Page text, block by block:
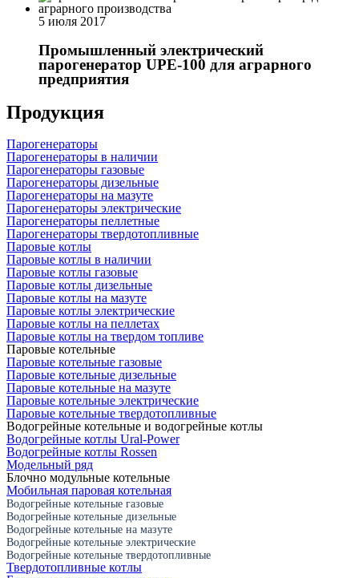
5 июля 2017
Промышленный электрический
парогенератор UPE-100 для аграрного
предприятия
Продукция
Парогенераторы
Парогенераторы в наличии
Парогенераторы газовые
Парогенераторы дизельные
Парогенераторы на мазуте
Парогенераторы электрические
Парогенераторы пеллетные
Парогенераторы твердотопливные
Паровые котлы
Паровые котлы в наличии
Паровые котлы газовые
Паровые котлы дизельные
Паровые котлы на мазуте
Паровые котлы электрические
Паровые котлы на пеллетах
Паровые котлы на твердом топливе
Паровые котельные
Паровые котельные газовые
Паровые котельные дизельные
Паровые котельные на мазуте
Паровые котельные электрические
Паровые котельные твердотопливные
Водогрейные котельные и водогрейные котлы
Водогрейные котлы Ural-Power
Водогрейные котлы Rossen
Модельный ряд
Блочно модульные котельные
Мобильная паровая котельная
Водогрейные котельные газовые
Водогрейные котельные дизельные
Водогрейные котельные на мазуте
Водогрейные котельные электрические
Водогрейные котельные твердотопливные
Твердотопливные котлы